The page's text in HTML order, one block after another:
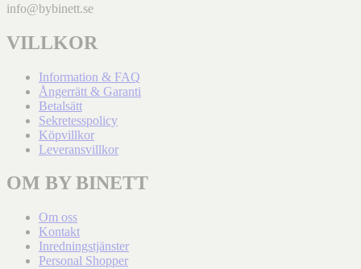
info@bybinett.se
VILLKOR
Information & FAQ
Ångerrätt & Garanti
Betalsätt
Sekretesspolicy
Köpvillkor
Leveransvillkor
OM BY BINETT
Om oss
Kontakt
Inredningstjänster
Personal Shopper